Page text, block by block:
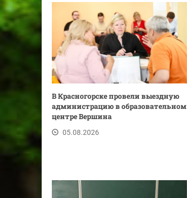
В Красногорске провели выездную
администрацию в образовательном
центре Вершина
05.08.2026